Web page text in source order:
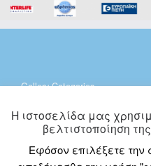
Gallery Categories
Η ιστοσελίδα μας
βελτιστοποίηση
Εφόσον επιλέξετε την